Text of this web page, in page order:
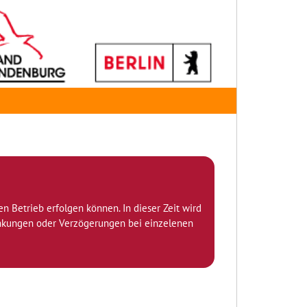
Betrieb erfolgen können. In dieser Zeit wird
oder Verzögerungen bei einzelenen